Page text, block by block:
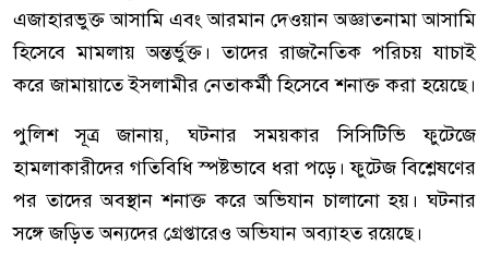
এজাহারভুক্ত আসামি এবং আরমান দেওয়ান অজ্ঞাতনামা আসামি
হিসেবে মামলায় অন্তর্ভুক্ত। তাদের রাজনৈতিক পরিচয় যাচাই
করে জামায়াতে ইসলামীর নেতাকর্মী হিসেবে শনাক্ত করা হয়েছে।
পুলিশ সূত্র জানায়, ঘটনার সময়কার সিসিটিভি ফুটেজে
হামলাকারীদের গতিবিধি স্পষ্টভাবে ধরা পড়ে। ফুটেজ বিশ্লেষণের
পর তাদের অবস্থান শনাক্ত করে অভিযান চালানো হয়। ঘটনার
সঙ্গে জড়িত অন্যদের গ্রেপ্তারেও অভিযান অব্যাহত রয়েছে।